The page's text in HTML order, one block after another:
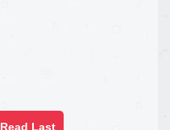
Read Last